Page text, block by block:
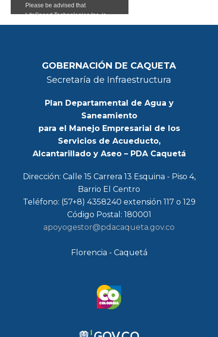
GOBERNACIÓN DE CAQUETA
Secretaría de Infraestructura
Plan Departamental de Agua y
Saneamiento
para el Manejo Empresarial de los
Servicios de Acueducto,
Alcantarillado y Aseo – PDA Caquetá
Dirección: Calle 15 Carrera 13 Esquina - Piso 4,
Barrio El Centro
Teléfono: (57+8) 4358240 extensión 117 o 129
Código Postal: 180001
apoyogestor@pdacaqueta.gov.co
Florencia - Caquetá